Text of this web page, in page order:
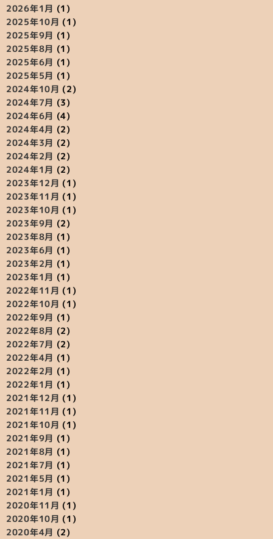
2026年1月 (1)
2025年10月 (1)
2025年9月 (1)
2025年8月 (1)
2025年6月 (1)
2025年5月 (1)
2024年10月 (2)
2024年7月 (3)
2024年6月 (4)
2024年4月 (2)
2024年3月 (2)
2024年2月 (2)
2024年1月 (2)
2023年12月 (1)
2023年11月 (1)
2023年10月 (1)
2023年9月 (2)
2023年8月 (1)
2023年6月 (1)
2023年2月 (1)
2023年1月 (1)
2022年11月 (1)
2022年10月 (1)
2022年9月 (1)
2022年8月 (2)
2022年7月 (2)
2022年4月 (1)
2022年2月 (1)
2022年1月 (1)
2021年12月 (1)
2021年11月 (1)
2021年10月 (1)
2021年9月 (1)
2021年8月 (1)
2021年7月 (1)
2021年5月 (1)
2021年1月 (1)
2020年11月 (1)
2020年10月 (1)
2020年4月 (2)